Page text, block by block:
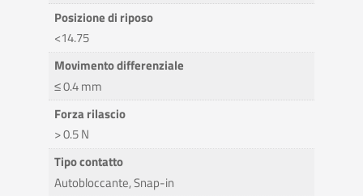
Posizione di riposo
<14.75
Movimento differenziale
≤ 0.4 mm
Forza rilascio
> 0.5 N
Tipo contatto
Autobloccante, Snap-in